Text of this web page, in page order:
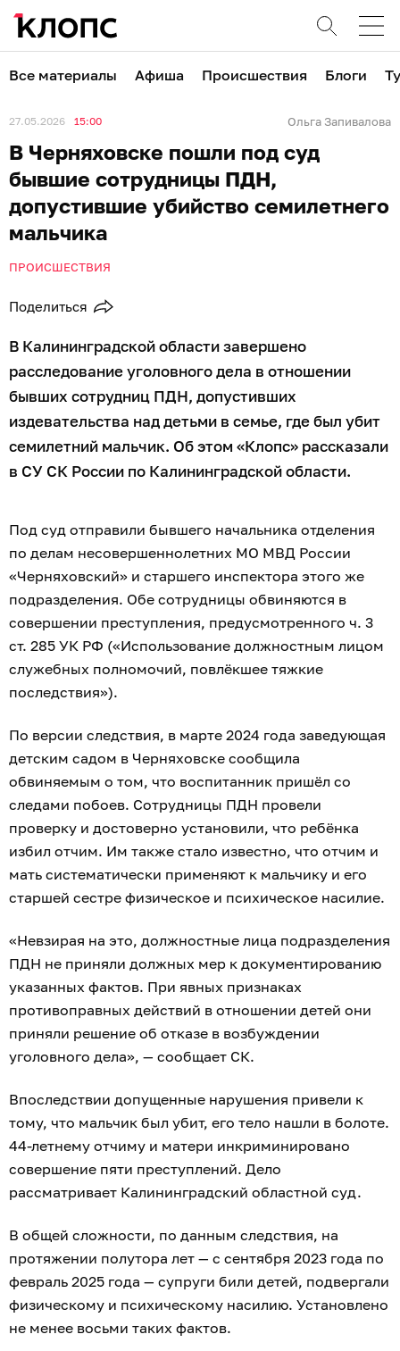
Все материалы Афиша Происшествия Блоги
27.05.2026 15:00 Ольга Запивалова
В Черняховске пошли под суд
бывшие сотрудницы ПДН,
допустившие убийство семилетнего
мальчика
ПРОИСШЕСТВИЯ
Поделиться
В Калининградской области завершено
расследование уголовного дела в отношении
бывших сотрудниц ПДН, допустивших
издевательства над детьми в семье, где был убит
семилетний мальчик. Об этом «Клопс» рассказали
в СУ СК России по Калининградской области.
Под суд отправили бывшего начальника отделения
по делам несовершеннолетних МО МВД России
«Черняховский» и старшего инспектора этого же
подразделения. Обе сотрудницы обвиняются в
совершении преступления, предусмотренного ч. 3
ст. 285 УК РФ («Использование должностным лицом
служебных полномочий, повлёкшее тяжкие
последствия»).
По версии следствия, в марте 2024 года заведующая
детским садом в Черняховске сообщила
обвиняемым о том, что воспитанник пришёл со
следами побоев. Сотрудницы ПДН провели
проверку и достоверно установили, что ребёнка
избил отчим. Им также стало известно, что отчим и
мать систематически применяют к мальчику и его
старшей сестре физическое и психическое насилие.
«Невзирая на это, должностные лица подразделения
ПДН не приняли должных мер к документированию
указанных фактов. При явных признаках
противоправных действий в отношении детей они
приняли решение об отказе в возбуждении
уголовного дела», — сообщает СК.
Впоследствии допущенные нарушения привели к
тому, что мальчик был убит, его тело нашли в болоте.
44-летнему отчиму и матери инкриминировано
совершение пяти преступлений. Дело
рассматривает Калининградский областной суд.
В общей сложности, по данным следствия, на
протяжении полутора лет — с сентября 2023 года по
февраль 2025 года — супруги били детей, подвергали
физическому и психическому насилию. Установлено
не менее восьми таких фактов.